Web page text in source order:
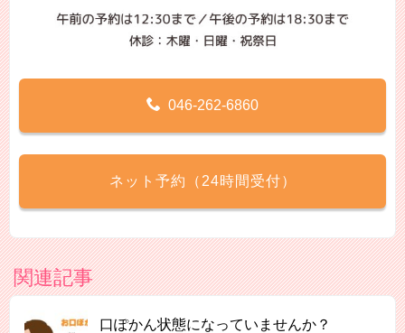
046-262-6860
ネット予約（24時間受付）
関連記事
口ぽかん状態になっていませんか？